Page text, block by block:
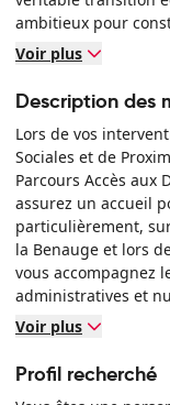
ambitieux pour
favorisant la
Travailler pour
guidée par des
professionnelle,
Découvrez notre
Voir plus
Description des
Lors de vos
Sociales et de
Parcours Accès aux
assurez un accueil
particulièrement,
la Benauge et lors
vous accompagnez
administratives et
aux droits en lien
Accueil et
informer et orienter
administratives -
Voir plus
Profil recherché